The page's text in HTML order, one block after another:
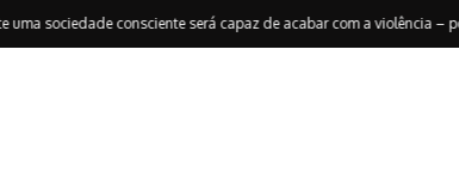
consciente será capaz de acabar com a violência – por